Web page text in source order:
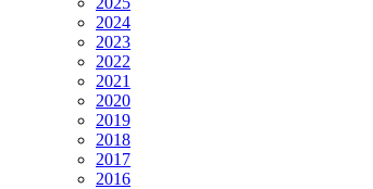
2024
2023
2022
2021
2020
2019
2018
2017
2016